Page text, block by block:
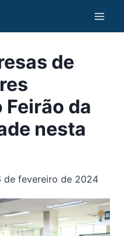
de
da
nesta
de fevereiro de 2024